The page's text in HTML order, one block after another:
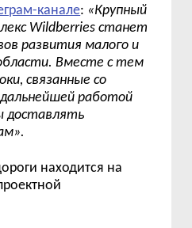
канале: «Крупный
Wildberries станет
развития малого и
Вместе с тем
связанные со
работой
доставлять
».
находится на